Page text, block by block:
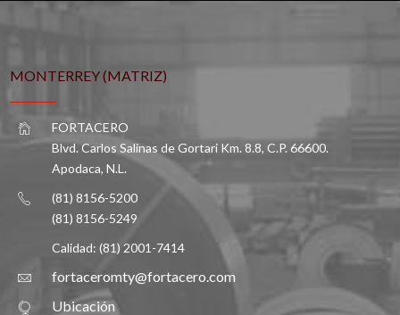
MONTERREY (MATRIZ)
FORTACERO
Blvd. Carlos Salinas de Gortari Km. 8.8, C.P. 66600.
Apodaca, N.L.
(81) 8156-5200
(81) 8156-5249
Calidad: (81) 2001-7414
fortaceromty@fortacero.com
Ubicación